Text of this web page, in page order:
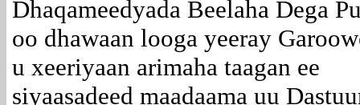
Dhaqameedyada Beelaha Dega
oo dhawaan looga yeeray
u xeeriyaan arimaha taagan ee
siyaasadeed maadaama uu